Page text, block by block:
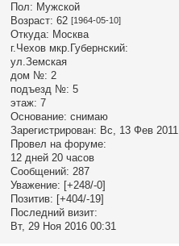
Пол: Мужской
Возраст: 62 [1964-05-10]
Откуда: Москва
г.Чехов мкр.Губернский:
ул.Земская
дом №: 2
подъезд №: 5
этаж: 7
Основание: снимаю
Зарегистрирован: Вс, 13 Фев 2011
Провел на форуме:
12 дней 20 часов
Сообщений: 287
Уважение: [+248/-0]
Позитив: [+404/-19]
Последний визит:
Вт, 29 Ноя 2016 00:31